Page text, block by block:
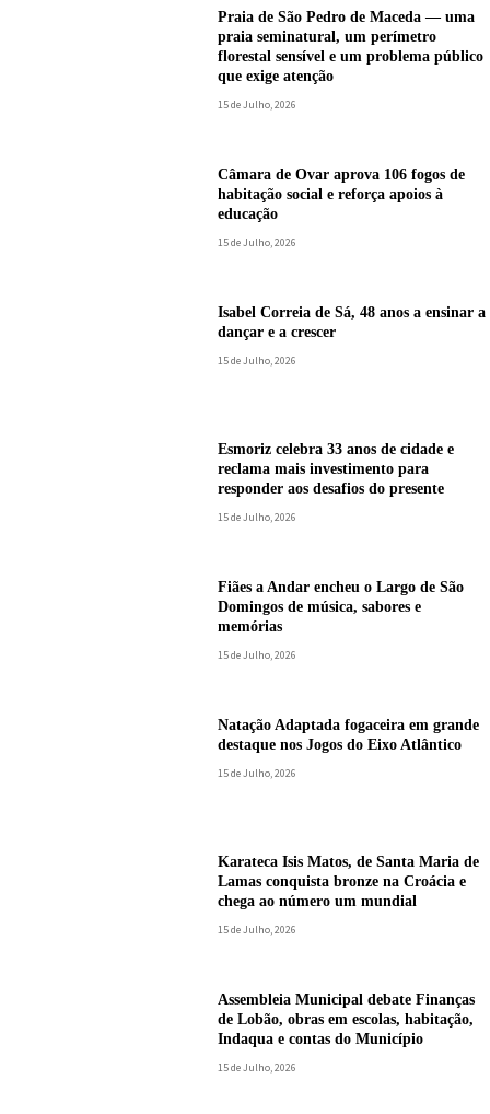
Praia de São Pedro de Maceda — uma
praia seminatural, um perímetro
florestal sensível e um problema público
que exige atenção
15 de Julho, 2026
Câmara de Ovar aprova 106 fogos de
habitação social e reforça apoios à
educação
15 de Julho, 2026
Isabel Correia de Sá, 48 anos a ensinar a
dançar e a crescer
15 de Julho, 2026
Esmoriz celebra 33 anos de cidade e
reclama mais investimento para
responder aos desafios do presente
15 de Julho, 2026
Fiães a Andar encheu o Largo de São
Domingos de música, sabores e
memórias
15 de Julho, 2026
Natação Adaptada fogaceira em grande
destaque nos Jogos do Eixo Atlântico
15 de Julho, 2026
Karateca Isis Matos, de Santa Maria de
Lamas conquista bronze na Croácia e
chega ao número um mundial
15 de Julho, 2026
Assembleia Municipal debate Finanças
de Lobão, obras em escolas, habitação,
Indaqua e contas do Município
15 de Julho, 2026